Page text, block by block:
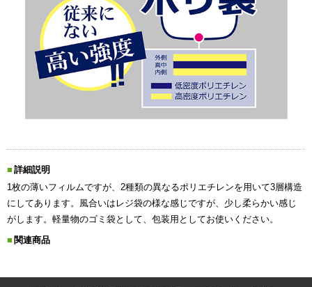
詳細説明
1枚の薄いフィルムですが、2種類の異なるポリエチレンを用いて3層構造
にしてあります。風合いはレジ袋の様な感じですが、少し柔らかい感じ
がします。軽量物のゴミ袋として、包装用としてお使いください。
関連商品